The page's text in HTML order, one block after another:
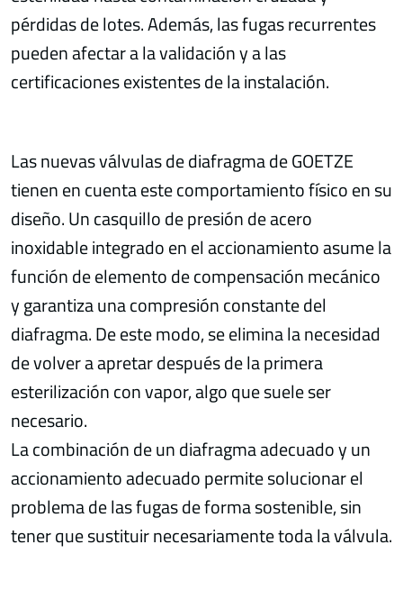
pérdidas de lotes. Además, las fugas recurrentes
pueden afectar a la validación y a las
certificaciones existentes de la instalación.
Las nuevas válvulas de diafragma de GOETZE
tienen en cuenta este comportamiento físico en su
diseño. Un casquillo de presión de acero
inoxidable integrado en el accionamiento asume la
función de elemento de compensación mecánico
y garantiza una compresión constante del
diafragma. De este modo, se elimina la necesidad
de volver a apretar después de la primera
esterilización con vapor, algo que suele ser
necesario.
La combinación de un diafragma adecuado y un
accionamiento adecuado permite solucionar el
problema de las fugas de forma sostenible, sin
tener que sustituir necesariamente toda la válvula.